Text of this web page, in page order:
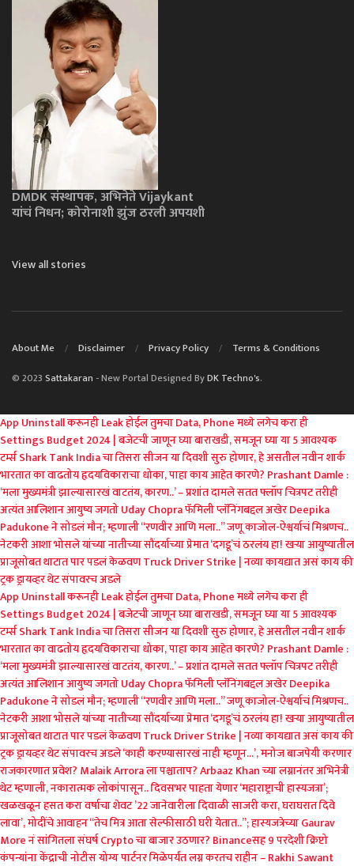
DMDK संस्थापक, अभिनेते Vijaykant
यांचं निधन; कोरोनाशी झुंज ठरली अपयशी
View all stories
About Me Disclaimer Privacy Policy Terms & Conditions
© 2023 Sattakaran - New Portal Designed ByDK Techno's.
App Uninstall करूनही Leak होईल तुमचा Data, Phone मध्ये लगेच करा ही
Settings Budget 2024 | बजेटची जाणून घ्या बाराखडी, समजून घ्या या 5 आवश्यक
टर्म्सShark Tank India चा तिसरा सीजन या दिवशी सुरु होणार, हे असतील नवीन शार्क
भारतात का वाढतोय हृदयविकाराचा धोका, पाहा काय आहेत कारणे? Prashant Damle :
‘मला मुख्यमंत्री झाल्यासारखं वाटतंय, कारण..’ – प्रशांत दामलेसतत फ्लॉप चित्रपट तरीही
अत्यंत आलिशान आयुष्य जगतो Uday Chopraफॅमिली प्लॅनिंगबद्दल अखेर Deepika
Padukone ने सोडलं मौन; म्हणाली “रणवीर आणि मला..”जणू काजोल-ऐश्वर्याचं मिश्रणच..
नेटकरी आशा भोसले यांच्या नातीच्या सौंदर्याच्या प्रेमात‘दगडू’चं ठरलंय हा! खऱ्या आयुष्यातील
प्राजूसोबत थाटात पार पडलं केळवणTruck Driver Strike | नव्या कायद्यात असं काय की
ट्रक ड्रायव्हर थेट संपावरच अडले
App Uninstall करूनही Leak होईल तुमचा Data, Phone मध्ये लगेच करा ही
Settings Budget 2024 | बजेटची जाणून घ्या बाराखडी, समजून घ्या या 5 आवश्यक
टर्म्सShark Tank India चा तिसरा सीजन या दिवशी सुरु होणार, हे असतील नवीन शार्क
भारतात का वाढतोय हृदयविकाराचा धोका, पाहा काय आहेत कारणे? Prashant Damle :
‘मला मुख्यमंत्री झाल्यासारखं वाटतंय, कारण..’ – प्रशांत दामलेसतत फ्लॉप चित्रपट तरीही
अत्यंत आलिशान आयुष्य जगतो Uday Chopraफॅमिली प्लॅनिंगबद्दल अखेर Deepika
Padukone ने सोडलं मौन; म्हणाली “रणवीर आणि मला..”जणू काजोल-ऐश्वर्याचं मिश्रणच..
नेटकरी आशा भोसले यांच्या नातीच्या सौंदर्याच्या प्रेमात‘दगडू’चं ठरलंय हा! खऱ्या आयुष्यातील
प्राजूसोबत थाटात पार पडलं केळवणTruck Driver Strike | नव्या कायद्यात असं काय की
ट्रक ड्रायव्हर थेट संपावरच अडले‘काही करण्यासारखं नाही म्हणून…’, मनोज बाजपेयी करणार
राजकारणात प्रवेश? Malaik Arrora ला पश्चाताप? Arbaaz Khan च्या लग्नानंतर अभिनेत्री
थेट म्हणाली, नकारात्मक लोकांपासून..दिवसभर पाहता येणार ‘महाराष्ट्राची हास्यजत्रा’;
खळखळून हसत करा वर्षाचा शेवट’22 जानेवारीला दिवाळी साजरी करा, घराघरात दिवे
लावा’, मोदींचे आवाहन“तेच मित्र आता सेल्फीसाठी घरी येतात..”; हास्यजत्रेच्या Gaurav
More नं सांगितला संघर्षCrypto चा बाजार उठणार? Binanceसह 9 परदेशी क्रिप्टो
कंपन्यांना केंद्राची नोटीसयोग्य पार्टनर मिळेपर्यंत लग्न करतच राहीन – Rakhi Sawant